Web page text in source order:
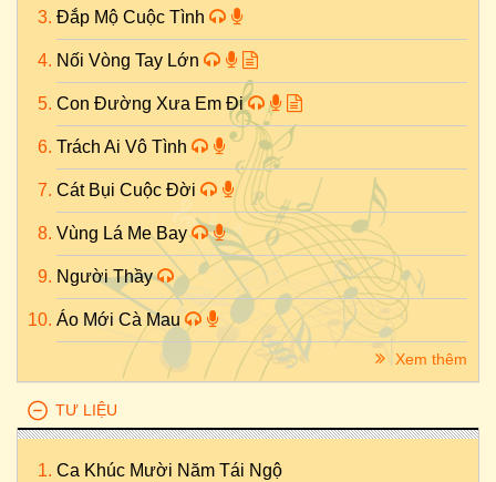
Đắp Mộ Cuộc Tình
Nối Vòng Tay Lớn
Con Đường Xưa Em Đi
Trách Ai Vô Tình
Cát Bụi Cuộc Đời
Vùng Lá Me Bay
Người Thầy
Áo Mới Cà Mau
Xem thêm
TƯ LIỆU
Ca Khúc Mười Năm Tái Ngộ